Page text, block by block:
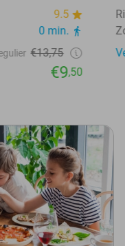
9.5
0 min.
€13,75
€9,50